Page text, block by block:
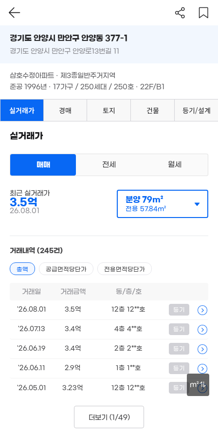
매매 3억 5000만원
전용58m²
계약일 '26. 08
3.24억
85m²
109m²
1.2억
46m²
2.3억
23m²
3.23억
'25. 04
4.5억
3.92억
2,000만
'20. 10
'20. 08
8.49억
1.24억
4.9억
'13. 11
필터 매물 탐색
경기도 안양시 만안구 안양동 377-1
준공 1996년 · 17가구 / 250세대 / 250호 · 22F/B1
m²
경기도 안양시 만안구 안양동 377-1
경기도 안양시 만안구 안양로13번길 11
삼호수정아파트 · 제3종일반주거지역
준공 1996년 · 17가구 / 250세대 / 250호 · 22F/B1
실거래가 경매 토지 건물 등기/설계
실거래가
매매 전세 월세
최근 실거래가
3.5억
26.08.01
분양79m²
전용 57.84m²
거래내역 (245건)
총액 공급면적당단가 전용면적당단가
거래일 거래금액 동/층/호
'26.08.01 3.5억 12층 12**호 등기
'26.07.13 3.4억 4층 4**호 등기
'26.06.19 3.4억 2층 2**호 등기
'26.06.11 2.9억 1층 1**호 등기
'26.05.01 3.23억 12층 12**호 등기
더보기 (1/49)